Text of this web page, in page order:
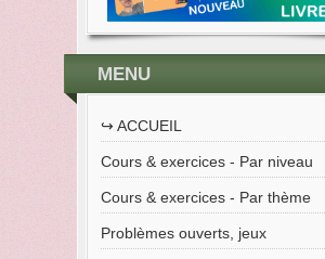
MENU
↪︎ ACCUEIL
Cours & exercices - Par niveau
Cours & exercices - Par thème
Problèmes ouverts, jeux